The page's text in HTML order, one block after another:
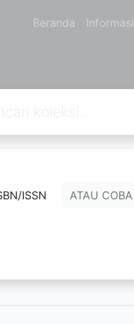
Beranda Informasi
ISSN ATAU COBA